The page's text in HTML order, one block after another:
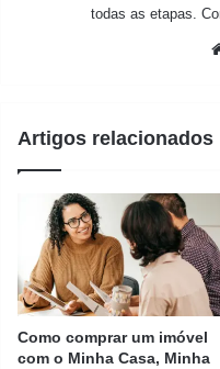
todas as etapas.
Artigos relacionados
Como comprar um imóvel
com o Minha Casa, Minha